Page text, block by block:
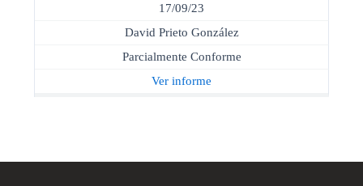
17/09/23
David Prieto González
Parcialmente Conforme
Ver informe